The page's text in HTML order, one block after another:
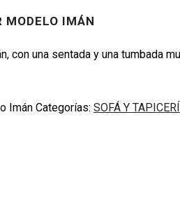
MODELO IMÁN
con una sentada y una tumbada
Imán Categorías: SOFÁ Y